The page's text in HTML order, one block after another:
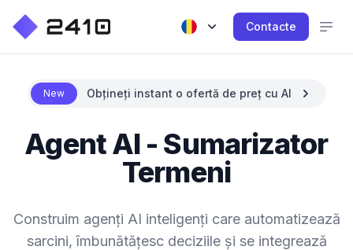
Contacte
New Obțineți instant o ofertă de preț cu AI
Agent AI - Sumarizator
Termeni
Construim agenți AI inteligenți care automatizează
sarcini, îmbunătățesc deciziile și se integrează